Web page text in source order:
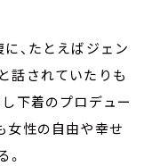
、たとえばジェン
話されていたりも
下着のプロデュー
女性の自由や幸せ